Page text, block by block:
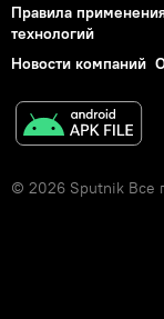
Правила
технологий
Новости компаний
© 2026 Sputnik Все